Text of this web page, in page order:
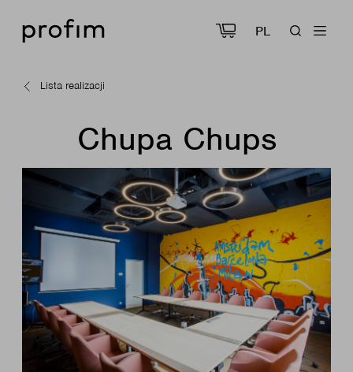
PL
Lista realizacji
Chupa Chups